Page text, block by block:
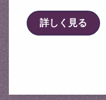
詳しく見る